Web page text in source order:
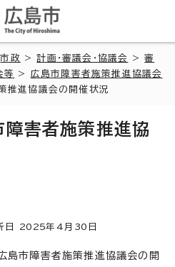
市政 >計画・審議会・協議会 >審
等 > 広島市障害者施策推進協議会
推進協議会の開催状況
害者施策推進協
2025年4月 30 日
市障害者施策推進協議会の開